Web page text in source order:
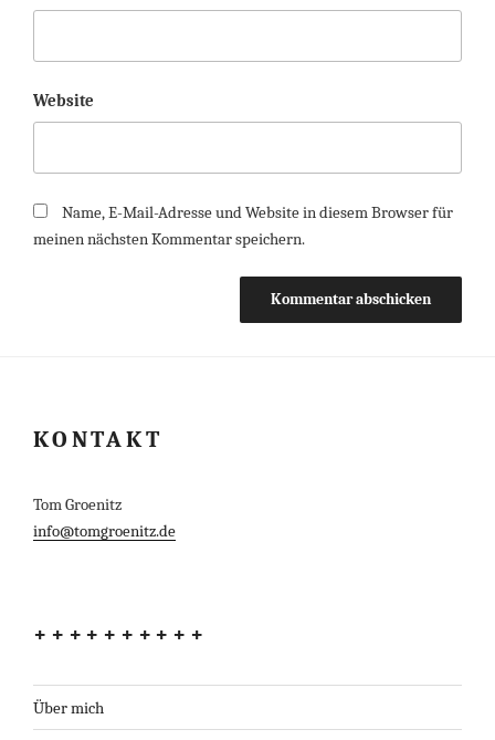
Website
Name, E-Mail-Adresse und Website in diesem Browser für
meinen nächsten Kommentar speichern.
KONTAKT
Tom Groenitz
info@tomgroenitz.de
++++++++++
Über mich